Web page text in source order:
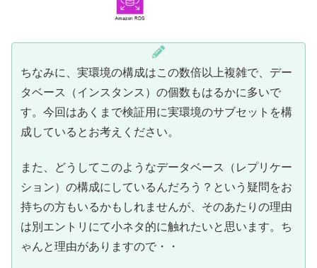
ちなみに、実環境の構成はこの数倍以上複雑で、デー
タベース（インスタンス）の個数もはるかに多いで
す。今回はあくまで検証用に実環境のサブセットを構
成しているとお考えください。
また、どうしてこのようなデータベース（レプリケー
ション）の構成にしているんだろう？という疑問をお
持ちの方もいるかもしれませんが、そのあたりの理由
は別エントリにて小ネタ的に触れたいと思います。ち
ゃんと理由がありますので・・